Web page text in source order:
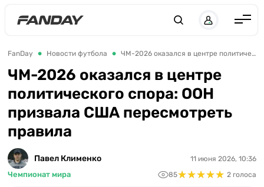
Англия
Испания
Германия
Италия
ЛЧ
FanDay Новости футбола ЧМ-2026 оказался в центре политического спора: ООН призвала США пересмотреть правила
ЧМ-2026 оказался в центре
политического спора: ООН
призвала США пересмотреть
правила
Павел Клименко
Чемпионат мира
11 июня 2026, 10:36
85★★★★★
★★★★★ 2 голоса